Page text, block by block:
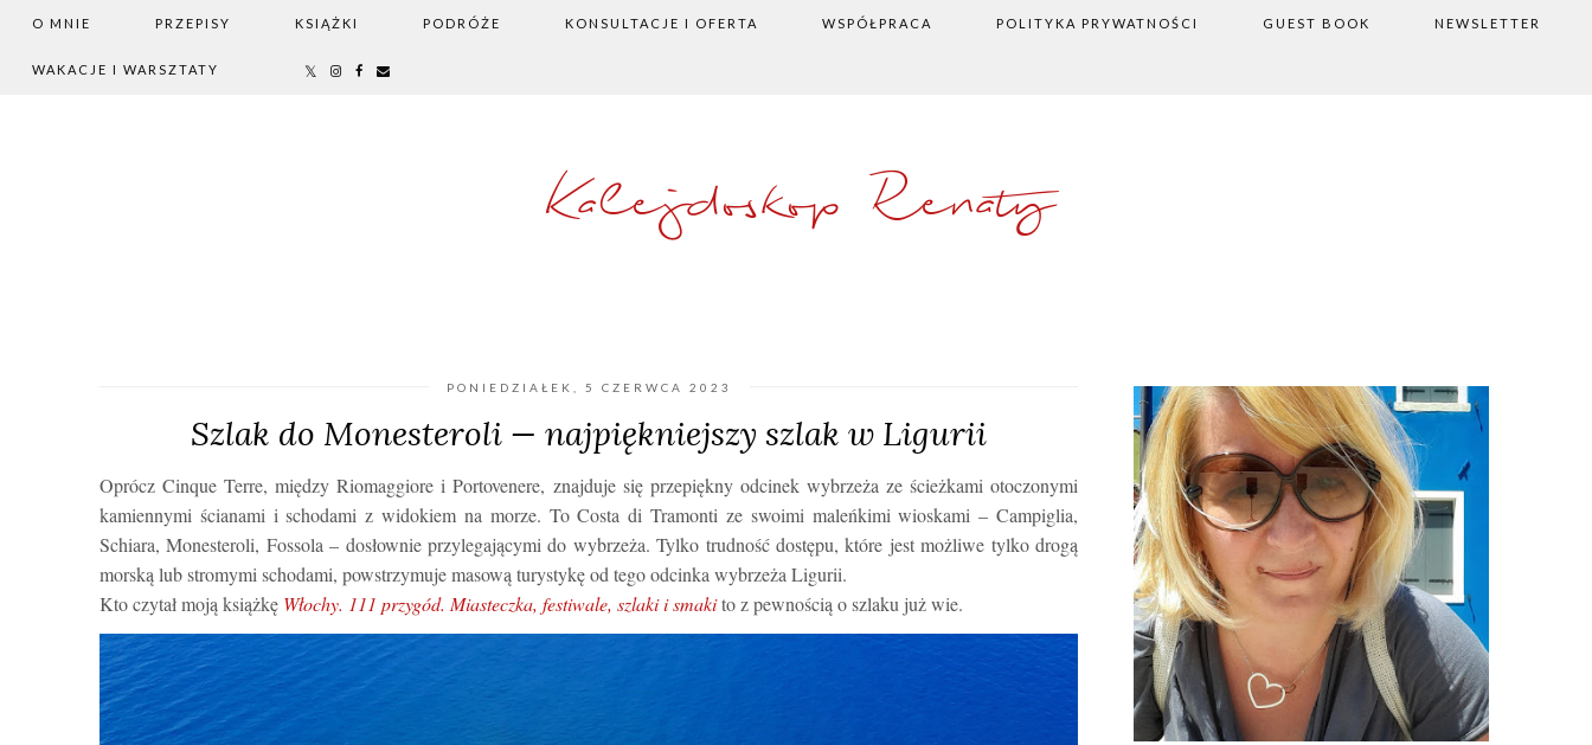
O MNIE PRZEPISY KSIĄŻKI PODRÓŻE KONSULTACJE I OFERTA WSPÓŁPRACA POLITYKA PRYWATNOŚCI GUEST BOOK NEWSLETTER
WAKACJE I WARSZTATY
Kalejdoskop Renaty
PONIEDZIAŁEK, 5 CZERWCA 2023
Szlak do Monesteroli — najpiękniejszy szlak w Ligurii
Oprócz Cinque Terre, między Riomaggiore i Portovenere, znajduje się przepiękny odcinek wybrzeża ze ścieżkami otoczonymi
kamiennymi ścianami i schodami z widokiem na morze. To Costa di Tramonti ze swoimi maleńkimi wioskami – Campiglia,
Schiara, Monesteroli, Fossola – dosłownie przylegającymi do wybrzeża. Tylko trudność dostępu, które jest możliwe tylko drogą
morską lub stromymi schodami, powstrzymuje masową turystykę od tego odcinka wybrzeża Ligurii.
Kto czytał moją książkę Włochy. 111 przygód. Miasteczka, festiwale, szlaki i smakito z pewnością o szlaku już wie.